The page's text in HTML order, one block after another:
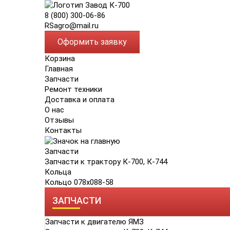
8 (800) 300-06-86
RSagro@mail.ru
Оформить заявку
Корзина
Главная
Запчасти
Ремонт техники
Доставка и оплата
О нас
Отзывы
Контакты
Запчасти
Запчасти к трактору К-700, К-744
Кольца
Кольцо 078х088-58
ЗАПЧАСТИ
Запчасти к двигателю ЯМЗ